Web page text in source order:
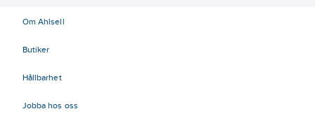
Om Ahlsell
Butiker
Hållbarhet
Jobba hos oss